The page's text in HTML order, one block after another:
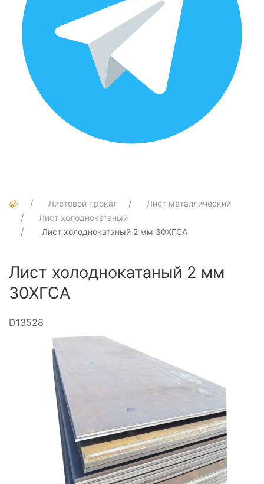
Листовой прокат
Лист металлический
Лист холоднокатаный
Лист холоднокатаный 2 мм 30ХГСА
Лист холоднокатаный 2 мм
30ХГСА
D13528